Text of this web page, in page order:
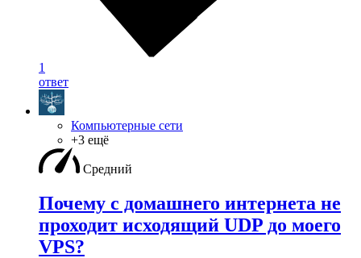
1
ответ
Компьютерные сети
+3 ещё
Средний
Почему с домашнего интернета не
проходит исходящий UDP до моего
VPS?